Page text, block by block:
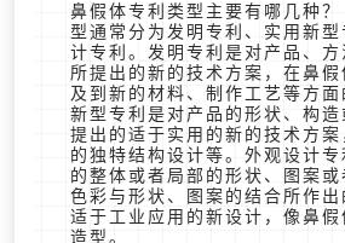
鼻假体专利类型主要有哪几种
型通常分为发明专利、实用新
计专利。发明专利是对产品、方
所提出的新的技术方案，在鼻
及到新的材料、制作工艺等方面
新型专利是对产品的形状、构造
提出的适于实用的新的技术方案
的独特结构设计等。外观设计专
的整体或者局部的形状、图案或
色彩与形状、图案的结合所作出
适于工业应用的新设计，像鼻假
造型。